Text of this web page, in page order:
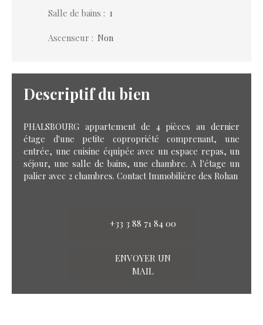
Salle de bains : 1
Ascenseur : Non
Descriptif du bien
PHALSBOURG appartement de 4 pièces au dernier
étage d'une petite copropriété comprenant, une
entrée, une cuisine équipée avec un espace repas, un
séjour, une salle de bains, une chambre. A l'étage un
palier avec 2 chambres. Contact Immobilière des Rohan
+33 3 88 71 84 00
ENVOYER UN
MAIL